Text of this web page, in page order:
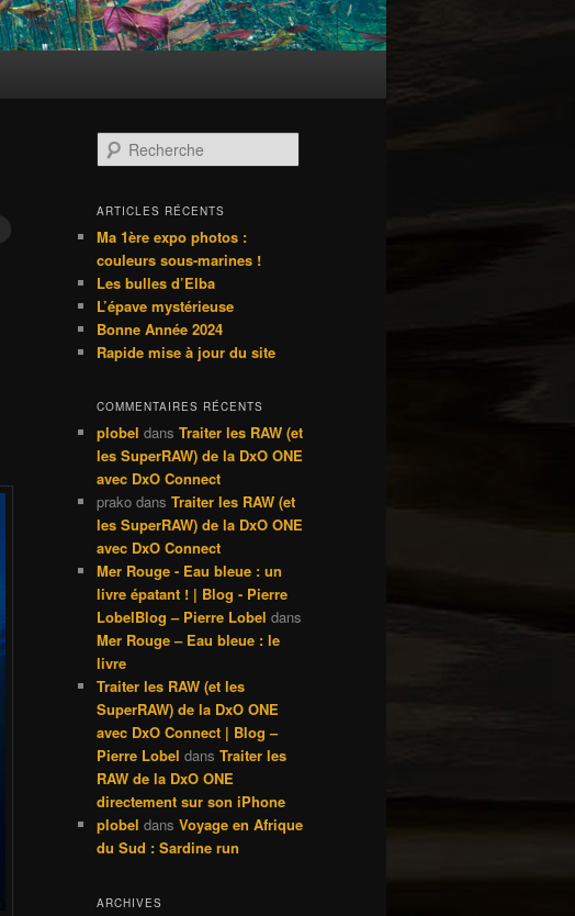
e
h
r
c
h
e
ARTICLES RÉCENTS
Ma 1ère expo photos :
couleurs sous-marines !
Les bulles d’Elba
L’épave mystérieuse
Bonne Année 2024
Rapide mise à jour du site
COMMENTAIRES RÉCENTS
plobel dans Traiter les RAW (et
les SuperRAW) de la DxO ONE
avec DxO Connect
prako dans Traiter les RAW (et
les SuperRAW) de la DxO ONE
avec DxO Connect
Mer Rouge - Eau bleue : un
livre épatant ! | Blog - Pierre
LobelBlog – Pierre Lobel dans
Mer Rouge – Eau bleue : le
livre
Traiter les RAW (et les
SuperRAW) de la DxO ONE
avec DxO Connect | Blog –
Pierre Lobel dans Traiter les
RAW de la DxO ONE
directement sur son iPhone
plobel dans Voyage en Afrique
du Sud : Sardine run
ARCHIVES